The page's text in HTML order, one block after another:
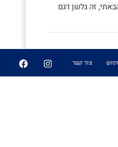
זה גלשן דגם
9
צור קשר